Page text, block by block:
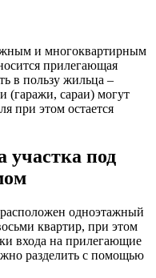
и многоквартирным
прилегающая
в пользу жильца –
(гаражи, сараи) могут
при этом остается
участка под
одноэтажный
квартир, при этом
входа на прилегающие
разделить с помощью